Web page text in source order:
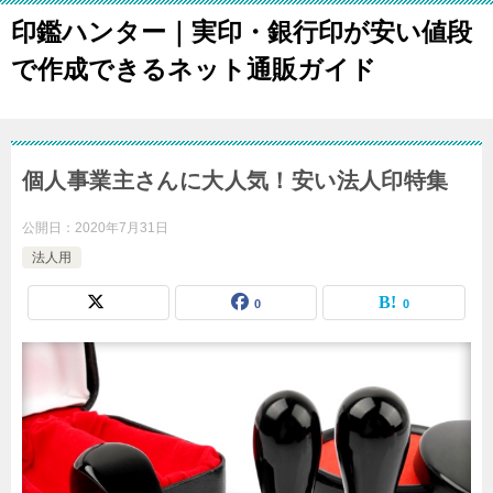
印鑑ハンター｜実印・銀行印が安い値段
で作成できるネット通販ガイド
個人事業主さんに大人気！安い法人印特集
公開日： 2020年7月31日
法人用
0 0